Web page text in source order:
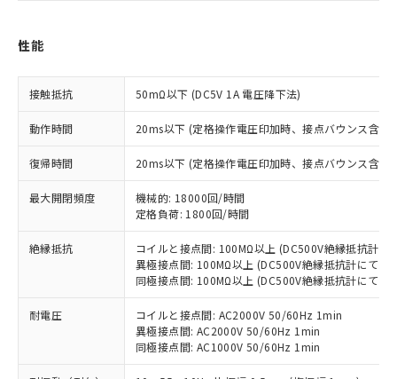
性能
接触抵抗 50mΩ以下 (DC5V 1A 電圧降下法)
動作時間 20ms以下 (定格操作電圧印加時、接点バウンス含ま
復帰時間 20ms以下 (定格操作電圧印加時、接点バウンス含ま
最大開閉頻度
機械的: 18000回/時間
定格負荷: 1800回/時間
絶縁抵抗
コイルと接点間: 100MΩ以上 (DC500V絶縁抵抗計に
異極接点間: 100MΩ以上 (DC500V絶縁抵抗計にて)
同極接点間: 100MΩ以上 (DC500V絶縁抵抗計にて)
耐電圧
コイルと接点間: AC2000V 50/60Hz 1min
異極接点間: AC2000V 50/60Hz 1min
同極接点間: AC1000V 50/60Hz 1min
ご利用条件
以下の条件をお読みいただき、同意のうえ
ご利用ください。
本サービスは、当社制御機器事業取扱
商品の当社在庫状況および標準価格
(税抜)を提供させていただくもので
す。
当社制御機器事業取扱商品の中には、
本サービスの対象外となる商品もある
ことをご了承ください。
在庫状況および標準価格照会結果は、
非含有に対応した製品が提供可能な商品で
す。
対応予定：EU RoHS指令（10物質）の非含
有に対応した製品に切り替える予定のある
商品です。
対応予定なし：EU RoHS指令（10物質）の
非含有に非対応の商品で、対応品を出す予
定はありません。
調査・確認中：EU RoHS指令（10物質）の
非含有の対応状況を調査中または確認中の
非該当品：ライセンス料など無形物で、有
害物質有無と関係のない商品です。
仕入先様の事情により、非含有部品として
いたものが、含有品と判明した場合などや
むを得ず変更することがあります。
※1 中国RoHS○×表
「○」：最大均質材料含有率が中国RoHSの
基準値以下であることを示します。
「×」：最大均質材料含有率が中国RoHSの
基準値を超えていることを示します。
「－」：未確認です。当社販売部門へお問
当社は、これら貴社製品のうち、外国
為替および外国貿易法に定める商品